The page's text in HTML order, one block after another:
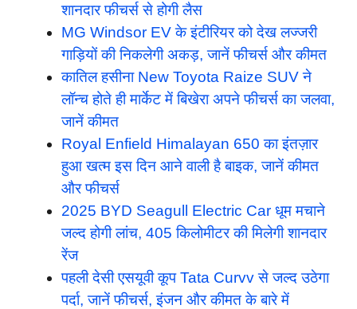
शानदार फीचर्स से होगी लैस
MG Windsor EV के इंटीरियर को देख लज्जरी
गाड़ियों की निकलेगी अकड़, जानें फीचर्स और कीमत
कातिल हसीना New Toyota Raize SUV ने
लॉन्च होते ही मार्केट में बिखेरा अपने फीचर्स का जलवा,
जानें कीमत
Royal Enfield Himalayan 650 का इंतज़ार
हुआ खत्म इस दिन आने वाली है बाइक, जानें कीमत
और फीचर्स
2025 BYD Seagull Electric Car धूम मचाने
जल्द होगी लांच, 405 किलोमीटर की मिलेगी शानदार
रेंज
पहली देसी एसयूवी कूप Tata Curvv से जल्द उठेगा
पर्दा, जानें फीचर्स, इंजन और कीमत के बारे में